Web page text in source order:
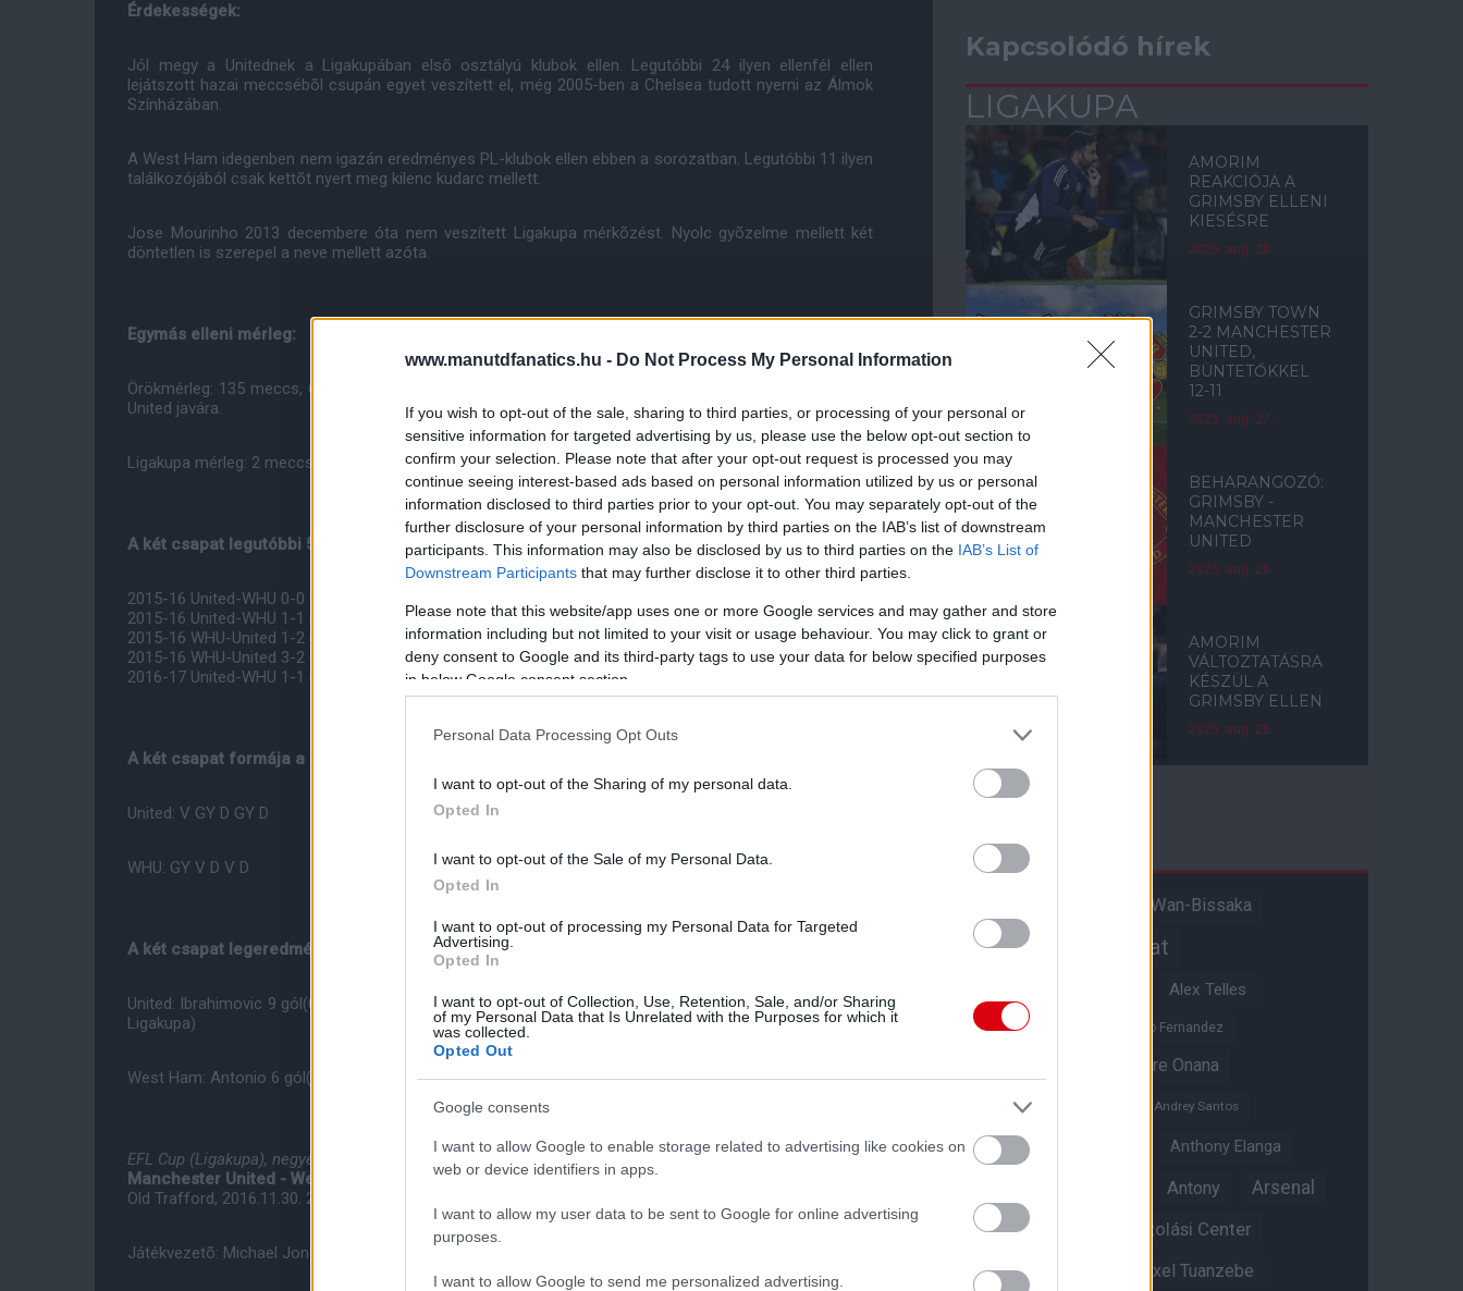
www.manutdfanatics.hu - Do Not Process My Personal Information
If you wish to opt-out of the sale, sharing to third parties, or processing of your personal or
sensitive information for targeted advertising by us, please use the below opt-out section to
confirm your selection. Please note that after your opt-out request is processed you may
continue seeing interest-based ads based on personal information utilized by us or personal
information disclosed to third parties prior to your opt-out. You may separately opt-out of the
further disclosure of your personal information by third parties on the IAB’s list of downstream
participants. This information may also be disclosed by us to third parties on the IAB’s List of
Downstream Participants that may further disclose it to other third parties.
Please note that this website/app uses one or more Google services and may gather and store
information including but not limited to your visit or usage behaviour. You may click to grant or
deny consent to Google and its third-party tags to use your data for below specified purposes
in below Google consent section.
Personal Data Processing Opt Outs
I want to opt-out of the Sharing of my personal data.
Opted In
I want to opt-out of the Sale of my Personal Data.
Opted In
I want to opt-out of processing my Personal Data for Targeted
Advertising.
Opted In
I want to opt-out of Collection, Use, Retention, Sale, and/or Sharing
of my Personal Data that Is Unrelated with the Purposes for which it
was collected.
Opted Out
Google consents
I want to allow Google to enable storage related to advertising like cookies on
web or device identifiers in apps.
I want to allow my user data to be sent to Google for online advertising
purposes.
I want to allow Google to send me personalized advertising.
Érdekességek:
Jól megy a Unitednek a Ligakupában elsõ osztályú klubok ellen. Legutóbbi 24 ilyen ellenfél ellen
lejátszott hazai meccsébõl csupán egyet veszített el, még 2005-ben a Chelsea tudott nyerni az Álmok
Színházában.
A West Ham idegenben nem igazán eredményes PL-klubok ellen ebben a sorozatban. Legutóbbi 11 ilyen
találkozójából csak kettõt nyert meg kilenc kudarc mellett.
Jose Mourinho 2013 decembere óta nem veszített Ligakupa mérkõzést. Nyolc gyõzelme mellett két
döntetlen is szerepel a neve mellett azóta.
Egymás elleni mérleg:
Örökmérleg: 135 meccs, 62 manchesteri siker, 30 döntetlen, 43 WHU gyõzelem, 247-175-ös gólarány a
United javára.
Ligakupa mérleg: 2 meccs, 1-1 gyõzelem a csapatok neve mellett, 4-1-es gólarány a WHU javára.
A két csapat legutóbbi 5 párharca egymás ellen: (minden sorozatban)
2015-16 United-WHU 0-0 (PL)
2015-16 United-WHU 1-1 (FA)
2015-16 WHU-United 1-2 (FA)
2015-16 WHU-United 3-2 (PL)
2016-17 United-WHU 1-1 (PL)
A két csapat formája a legutóbbi öt mérkõzés alapján:
United: V GY D GY D
WHU: GY V D V D
A két csapat legeredményesebb játékosai:
United: Ibrahimovic 9 gól(0 Ligakupa), Mata 5 gól(1 Ligakupa), Rashford 4 gól(1 Ligakupa), Pogba 4 gól(0
Ligakupa)
West Ham: Antonio 6 gól(0 Ligakupa), Kouyate 3 gól(1 Ligakupa), Lanzini 3 gól(0 Ligakupa)
EFL Cup (Ligakupa), negyeddöntõ
Manchester United - West Ham United
Old Trafford, 2016.11.30. 21:00
Játékvezetõ: Michael Jones
Kapcsolódó hírek
LIGAKUPA
AMORIM
REAKCIÓJA A
GRIMSBY ELLENI
KIESÉSRE
2025. aug. 28.
GRIMSBY TOWN
2-2 MANCHESTER
UNITED,
BÜNTETŐKKEL
12-11
2025. aug. 27.
BEHARANGOZÓ:
GRIMSBY -
MANCHESTER
UNITED
2025. aug. 26.
AMORIM
VÁLTOZTATÁSRA
KÉSZÜL A
GRIMSBY ELLEN
2025. aug. 26.
Aaron Wan-Bissaka
Akadémiai csapat
Alex Telles
Altay Bayindir Alvaro Fernandez
Andre Onana
Andreas Pereira
Andrey Santos
Angol válogatott Anthony Elanga
Antony Arsenal
Aston Villa Átigazolási Center
Átigazolások Axel Tuanzebe